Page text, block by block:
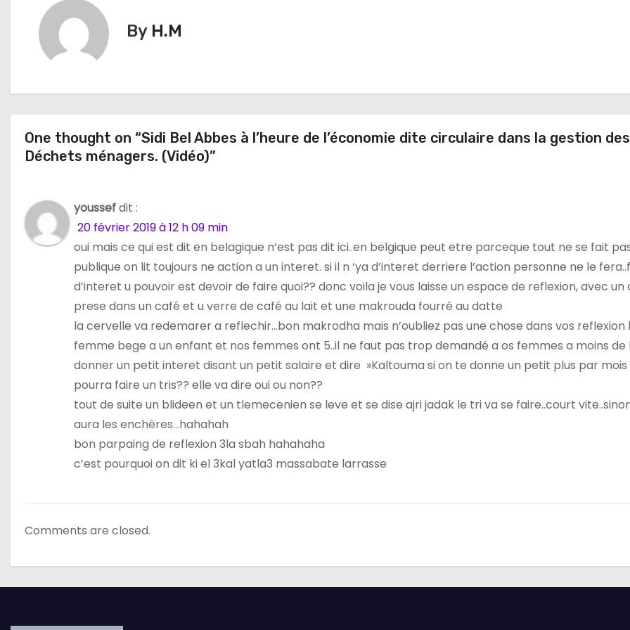
i
n
d
l
e
By H.M
One thought on “Sidi Bel Abbes à l’heure de l’économie dite circulaire dans la gestion des
Déchets ménagers. (Vidéo)”
youssefdit :
20 février 2019 à 12 h 09 min
oui mais ce qui est dit en belagique n’est pas dit ici..en belgique peut etre parceque tout ne se fait
publique on lit toujours ne action a un interet. si il n ‘ya d’interet derriere l’action personne ne le
d’interet u pouvoir est devoir de faire quoi?? donc voila je vous laisse un espace de reflexion, avec un
prese dans un café et u verre de café au lait et une makrouda fourré au datte
la cervelle va redemarer a reflechir…bon makrodha mais n’oubliez pas une chose dans vos reflexion
femme bege a un enfant et nos femmes ont 5..il ne faut pas trop demandé a os femmes a moins de
donner un petit interet disant un petit salaire et dire »Kaltouma si on te donne un petit plus par mois
pourra faire un tris?? elle va dire oui ou non??
tout de suite un blideen et un tlemecenien se leve et se dise ajri jadak le tri va se faire..court
aura les enchères…hahahah
bon parpaing de reflexion 3la sbah hahahaha
c’est pourquoi on dit ki el 3kal yatla3 massabate larrasse
Comments are closed.